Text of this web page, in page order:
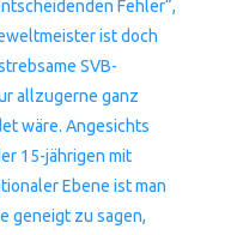
Fehler“,
ist doch
SVB-
allzugerne ganz
wäre. Angesichts
15-jährigen mit
Ebene ist man
geneigt zu sagen,